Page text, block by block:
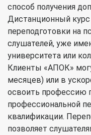
способ получения
Дистанционный
переподготовки на
слушателей, уже
университета или
Клиенты «АПОК»
месяцев) или в
освоить профессию
профессиональной
квалификации.
позволяет